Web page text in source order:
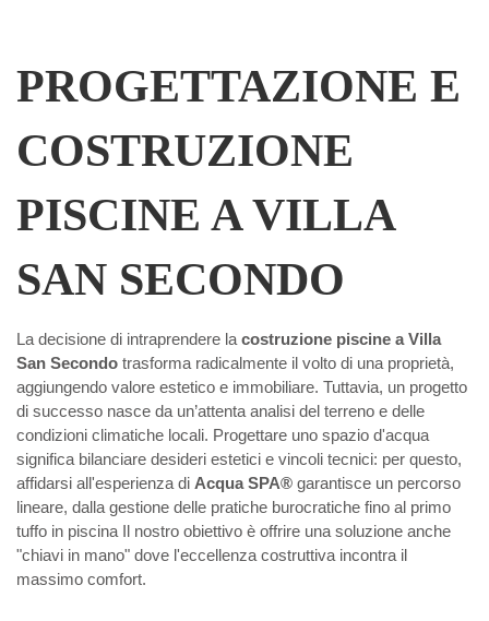
PROGETTAZIONE E
COSTRUZIONE
PISCINE A VILLA
SAN SECONDO
La decisione di intraprendere la costruzione piscine a Villa
San Secondo trasforma radicalmente il volto di una proprietà,
aggiungendo valore estetico e immobiliare. Tuttavia, un progetto
di successo nasce da un’attenta analisi del terreno e delle
condizioni climatiche locali. Progettare uno spazio d'acqua
significa bilanciare desideri estetici e vincoli tecnici: per questo,
affidarsi all'esperienza di Acqua SPA® garantisce un percorso
lineare, dalla gestione delle pratiche burocratiche fino al primo
tuffo in piscina Il nostro obiettivo è offrire una soluzione anche
"chiavi in mano" dove l'eccellenza costruttiva incontra il
massimo comfort.